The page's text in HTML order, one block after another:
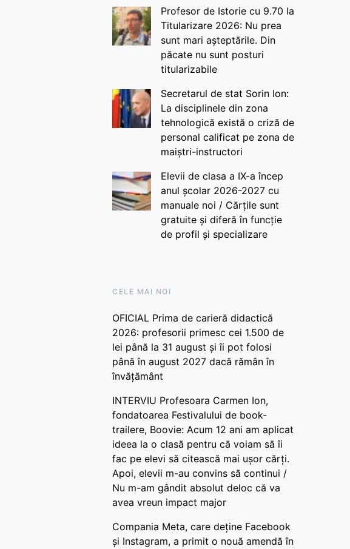
Profesor de Istorie cu 9.70 la
Titularizare 2026: Nu prea
sunt mari așteptările. Din
păcate nu sunt posturi
titularizabile
Secretarul de stat Sorin Ion:
La disciplinele din zona
tehnologică există o criză de
personal calificat pe zona de
maiștri-instructori
Elevii de clasa a IX-a încep
anul școlar 2026-2027 cu
manuale noi / Cărțile sunt
gratuite și diferă în funcție
de profil și specializare
CELE MAI NOI
OFICIAL Prima de carieră didactică
2026: profesorii primesc cei 1.500 de
lei până la 31 august și îi pot folosi
până în august 2027 dacă rămân în
învățământ
INTERVIU Profesoara Carmen Ion,
fondatoarea Festivalului de book-
trailere, Boovie: Acum 12 ani am aplicat
ideea la o clasă pentru că voiam să îi
fac pe elevi să citească mai ușor cărți.
Apoi, elevii m-au convins să continui /
Nu m-am gândit absolut deloc că va
avea vreun impact major
Compania Meta, care deține Facebook
și Instagram, a primit o nouă amendă în